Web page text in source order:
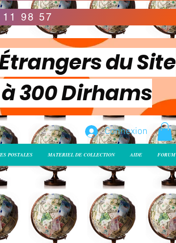
98 57
du Site
300 Dirhams
Connexion
POSTALES MATERIEL DE COLLECTION AIDE FORUM